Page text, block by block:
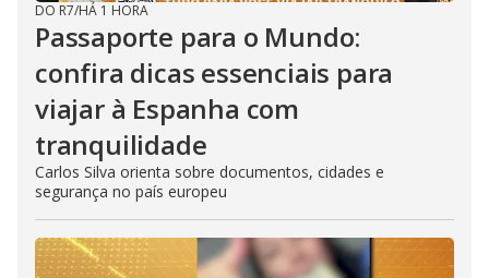
DO R7/HÁ 1 HORA
Passaporte para o Mundo:
confira dicas essenciais para
viajar à Espanha com
tranquilidade
Carlos Silva orienta sobre documentos, cidades e
segurança no país europeu